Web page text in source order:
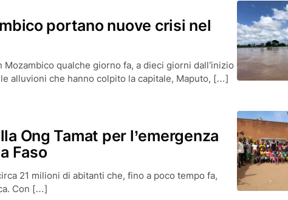
portano nuove crisi nel
qualche giorno fa, a dieci giorni dall’inizio
alluvioni che hanno colpito la capitale, Maputo, […]
Ong Tamat per l’emergenza
Faso
21 milioni di abitanti che, fino a poco tempo fa,
Con […]